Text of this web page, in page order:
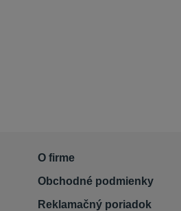
O firme
Obchodné podmienky
Reklamačný poriadok